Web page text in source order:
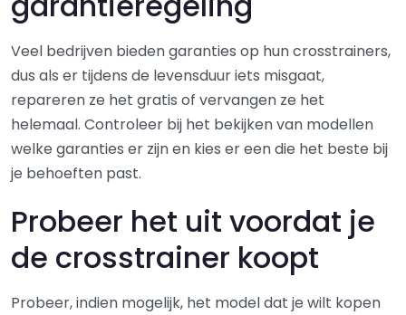
Veel bedrijven bieden garanties op hun crosstrainers,
dus als er tijdens de levensduur iets misgaat,
repareren ze het gratis of vervangen ze het
helemaal. Controleer bij het bekijken van modellen
welke garanties er zijn en kies er een die het beste bij
je behoeften past.
Probeer het uit voordat je
de crosstrainer koopt
Probeer, indien mogelijk, het model dat je wilt kopen